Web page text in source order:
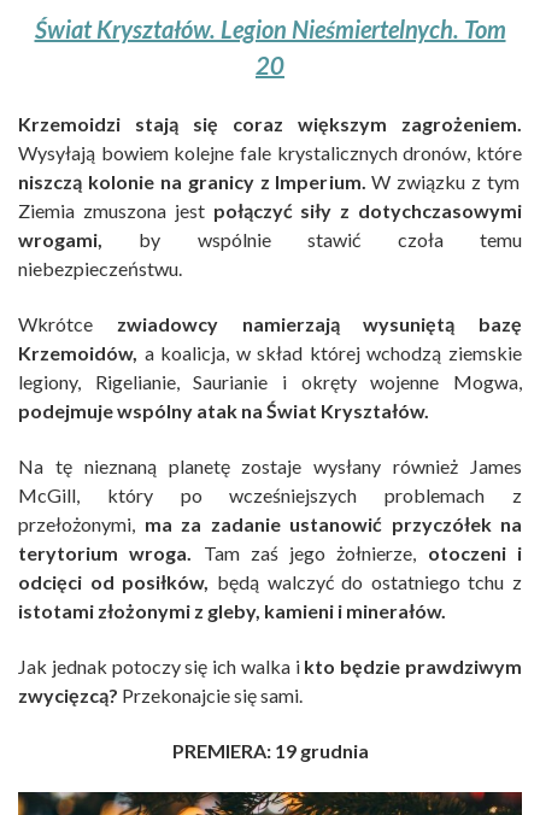
Świat Kryształów. Legion Nieśmiertelnych. Tom
20
Krzemoidzi stają się coraz większym zagrożeniem.
Wysyłają bowiem kolejne fale krystalicznych dronów, które
niszczą kolonie na granicy z Imperium. W związku z tym
Ziemia zmuszona jest połączyć siły z dotychczasowymi
wrogami,
by wspólnie stawić czoła temu
niebezpieczeństwu.
Wkrótce zwiadowcy namierzają wysuniętą bazę
Krzemoidów, a koalicja, w skład której wchodzą ziemskie
legiony, Rigelianie, Saurianie i okręty wojenne Mogwa,
podejmuje wspólny atak na Świat Kryształów.
Na tę nieznaną planetę zostaje wysłany również James
McGill, który po wcześniejszych problemach z
przełożonymi, ma za zadanie ustanowić przyczółek na
terytorium wroga. Tam zaś jego żołnierze, otoczeni i
odcięci od posiłków, będą walczyć do ostatniego tchu z
istotami złożonymi z gleby, kamieni i minerałów.
Jak jednak potoczy się ich walka i kto będzie prawdziwym
zwycięzcą? Przekonajcie się sami.
PREMIERA: 19 grudnia